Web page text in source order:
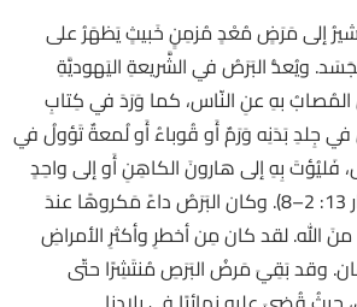
إلى مَرَضٍ مُعْدٍ مُزمِنٍ خَبيثٍ يَظهَرُ على
ويُعدُّ البَرَصُ في الشَّريعةِ اليَهوديَّةِ
المُصابُ بهِ عنِ النّاس، كما وَرَدَ في كِتابِ
جِلدِ بَدَنِه وَرَمٌ أَو قُوباءُ أَو لُمعةٌ تَؤولُ في
فَليُؤتَ بِهِ إلى هارونَ الكاهِنِ أَو إلى واحِدٍ
مِن بَنيهِ الكَهَنَة” (الأحبار 13: 2–8). وكان البَرَصُ داءً مَكروهًا عندَ
منَ الله. لقد كان مِن أخطرِ وأكثرِ الأمراضِ
وقد بَقِيَ مَرضُ البَرَصِ مُنتَشِرًا حتّى